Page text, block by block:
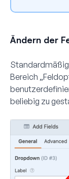
Ändern der
Standardmäßig
Bereich
beliebig zu